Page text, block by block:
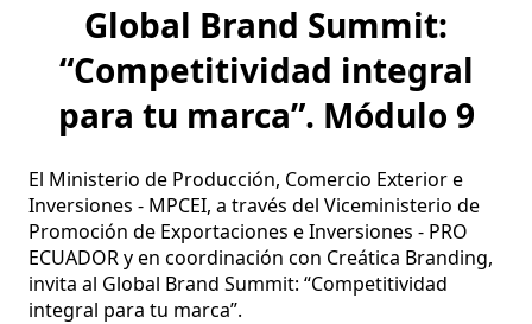
Global Brand Summit:
“Competitividad integral
para tu marca”. Módulo 9
El Ministerio de Producción, Comercio Exterior e
Inversiones - MPCEI, a través del Viceministerio de
Promoción de Exportaciones e Inversiones - PRO
ECUADOR y en coordinación con Creática Branding,
invita al Global Brand Summit: “Competitividad
integral para tu marca”.